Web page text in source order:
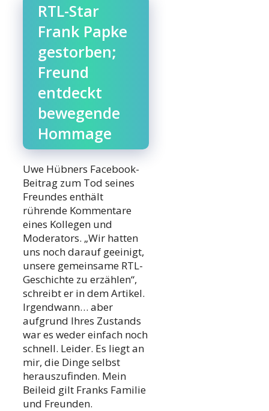
RTL-Star
Frank Papke
gestorben;
Freund
entdeckt
bewegende
Hommage
Uwe Hübners Facebook-
Beitrag zum Tod seines
Freundes enthält
rührende Kommentare
eines Kollegen und
Moderators. „Wir hatten
uns noch darauf geeinigt,
unsere gemeinsame RTL-
Geschichte zu erzählen“,
schreibt er in dem Artikel.
Irgendwann… aber
aufgrund Ihres Zustands
war es weder einfach noch
schnell. Leider. Es liegt an
mir, die Dinge selbst
herauszufinden. Mein
Beileid gilt Franks Familie
und Freunden.